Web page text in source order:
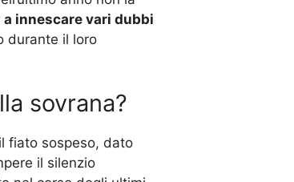
a innescare vari dubbi
durante il loro
sovrana?
fiato sospeso, dato
il silenzio